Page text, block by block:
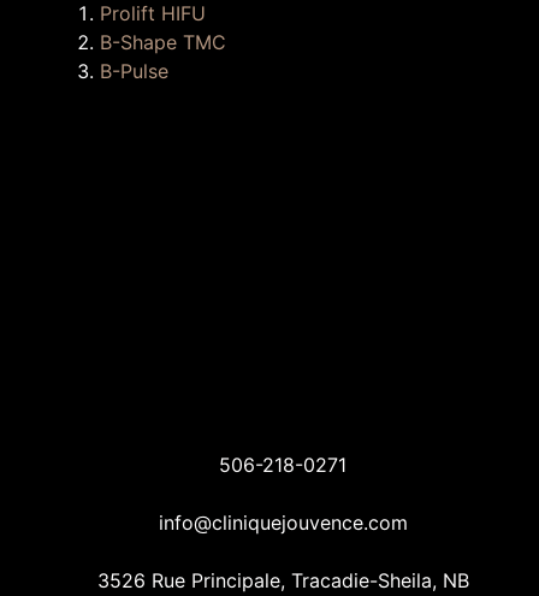
Prolift HIFU
B-Shape TMC
B-Pulse
506-218-0271
info@cliniquejouvence.com
3526 Rue Principale, Tracadie-Sheila, NB